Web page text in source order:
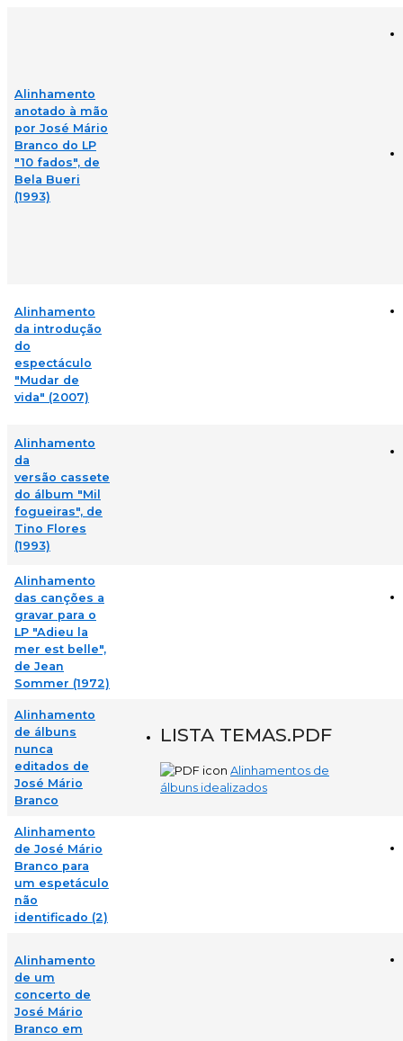
Alinhamento
anotado à mão
por José Mário
Branco do LP
"10 fados", de
Bela Bueri
(1993)
Alinhamento
da introdução
do
espectáculo
"Mudar de
vida" (2007)
Alinhamento
da
versão cassete
do álbum "Mil
fogueiras", de
Tino Flores
(1993)
Alinhamento
das canções a
gravar para o
LP "Adieu la
mer est belle",
de Jean
Sommer (1972)
Alinhamento
de álbuns
nunca
editados de
José Mário
Branco
LISTA TEMAS.PDF
Alinhamentos de
álbuns idealizados
Alinhamento
de José Mário
Branco para
um espetáculo
não
identificado (2)
Alinhamento
de um
concerto de
José Mário
Branco em